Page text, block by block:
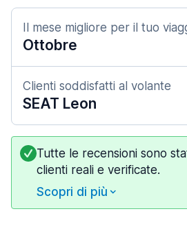
Il mese migliore per il tuo
Ottobre
Clienti soddisfatti al volante
SEAT Leon
Tutte le recensioni sono
clienti reali e verificate.
Scopri di più